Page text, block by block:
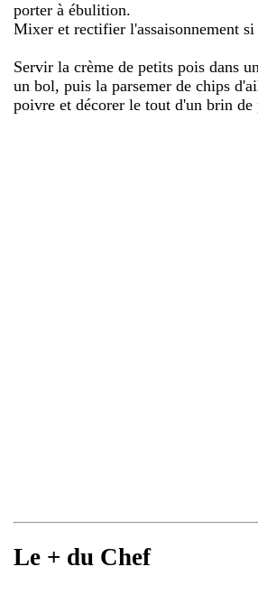
porter à ébulition.
Mixer et rectifier l'assaisonnement si
Servir la crème de petits pois dans
un bol, puis la parsemer de chips
poivre et décorer le tout d'un brin de
Le + du Chef